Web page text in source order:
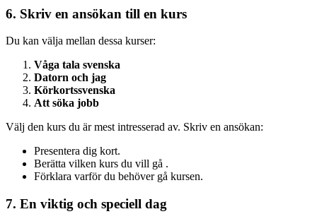
6. Skriv en ansökan till en kurs
Du kan välja mellan dessa kurser:
Våga tala svenska
Datorn och jag
Körkortssvenska
Att söka jobb
Välj den kurs du är mest intresserad av. Skriv en ansökan:
Presentera dig kort.
Berätta vilken kurs du vill gå .
Förklara varför du behöver gå kursen.
7. En viktig och speciell dag